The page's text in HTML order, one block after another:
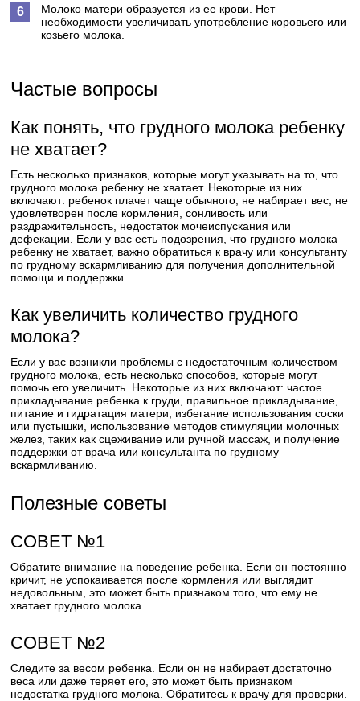
Молоко матери образуется из ее крови. Нет
необходимости увеличивать употребление коровьего или
козьего молока.
Частые вопросы
Как понять, что грудного молока ребенку
не хватает?
Есть несколько признаков, которые могут указывать на то, что
грудного молока ребенку не хватает. Некоторые из них
включают: ребенок плачет чаще обычного, не набирает вес, не
удовлетворен после кормления, сонливость или
раздражительность, недостаток мочеиспускания или
дефекации. Если у вас есть подозрения, что грудного молока
ребенку не хватает, важно обратиться к врачу или консультанту
по грудному вскармливанию для получения дополнительной
помощи и поддержки.
Как увеличить количество грудного
молока?
Если у вас возникли проблемы с недостаточным количеством
грудного молока, есть несколько способов, которые могут
помочь его увеличить. Некоторые из них включают: частое
прикладывание ребенка к груди, правильное прикладывание,
питание и гидратация матери, избегание использования соски
или пустышки, использование методов стимуляции молочных
желез, таких как сцеживание или ручной массаж, и получение
поддержки от врача или консультанта по грудному
вскармливанию.
Полезные советы
СОВЕТ №1
Обратите внимание на поведение ребенка. Если он постоянно
кричит, не успокаивается после кормления или выглядит
недовольным, это может быть признаком того, что ему не
хватает грудного молока.
СОВЕТ №2
Следите за весом ребенка. Если он не набирает достаточно
веса или даже теряет его, это может быть признаком
недостатка грудного молока. Обратитесь к врачу для проверки.